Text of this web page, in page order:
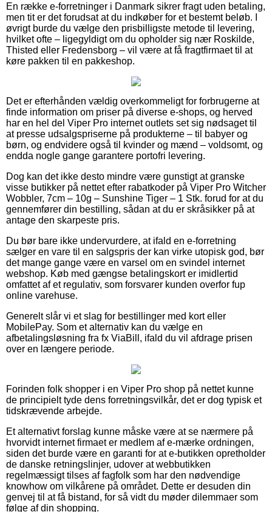
En række e-forretninger i Danmark sikrer fragt uden betaling,
men tit er det forudsat at du indkøber for et bestemt beløb. I
øvrigt burde du vælge den prisbilligste metode til levering,
hvilket ofte – ligegyldigt om du opholder sig nær Roskilde,
Thisted eller Fredensborg – vil være at få fragtfirmaet til at
køre pakken til en pakkeshop.
Det er efterhånden vældig overkommeligt for forbrugerne at
finde information om priser på diverse e-shops, og herved
har en hel del Viper Pro internet outlets set sig nødsaget til
at presse udsalgspriserne på produkterne – til babyer og
børn, og endvidere også til kvinder og mænd – voldsomt, og
endda nogle gange garantere portofri levering.
Dog kan det ikke desto mindre være gunstigt at granske
visse butikker på nettet efter rabatkoder på Viper Pro Witcher
Wobbler, 7cm – 10g – Sunshine Tiger – 1 Stk. forud for at du
gennemfører din bestilling, sådan at du er skråsikker på at
antage den skarpeste pris.
Du bør bare ikke undervurdere, at ifald en e-forretning
sælger en vare til en salgspris der kan virke utopisk god, bør
det mange gange være en varsel om en svindel internet
webshop. Køb med gængse betalingskort er imidlertid
omfattet af et regulativ, som forsvarer kunden overfor fup
online varehuse.
Generelt slår vi et slag for bestillinger med kort eller
MobilePay. Som et alternativ kan du vælge en
afbetalingsløsning fra fx ViaBill, ifald du vil afdrage prisen
over en længere periode.
Forinden folk shopper i en Viper Pro shop på nettet kunne
de principielt tyde dens forretningsvilkår, det er dog typisk et
tidskrævende arbejde.
Et alternativt forslag kunne måske være at se nærmere på
hvorvidt internet firmaet er medlem af e-mærke ordningen,
siden det burde være en garanti for at e-butikken opretholder
de danske retningslinjer, udover at webbutikken
regelmæssigt tilses af fagfolk som har den nødvendige
knowhow om vilkårene på området. Dette er desuden din
genvej til at få bistand, for så vidt du møder dilemmaer som
følge af din shopping.